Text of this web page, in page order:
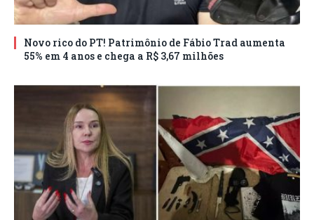
Novo rico do PT! Patrimônio de Fábio Trad aumenta
55% em 4 anos e chega a R$ 3,67 milhões